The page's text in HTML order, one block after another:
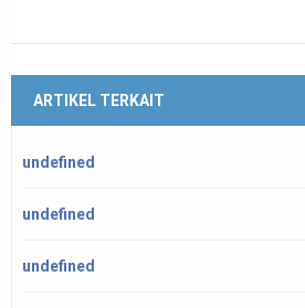
ARTIKEL TERKAIT
undefined
undefined
undefined